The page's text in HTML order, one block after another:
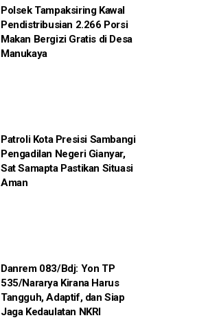
Polsek Tampaksiring Kawal
Pendistribusian 2.266 Porsi
Makan Bergizi Gratis di Desa
Manukaya
Patroli Kota Presisi Sambangi
Pengadilan Negeri Gianyar,
Sat Samapta Pastikan Situasi
Aman
Danrem 083/Bdj: Yon TP
535/Nararya Kirana Harus
Tangguh, Adaptif, dan Siap
Jaga Kedaulatan NKRI